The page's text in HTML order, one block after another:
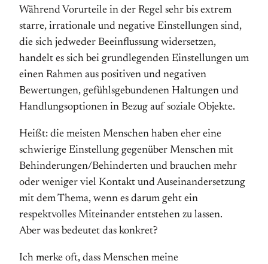
Während Vorurteile in der Regel sehr bis extrem
starre, irrationale und negative Einstellungen sind,
die sich jedweder Beeinflussung widersetzen,
handelt es sich bei grundlegenden Einstellungen um
einen Rahmen aus positiven und negativen
Bewertungen, gefühlsgebundenen Haltungen und
Handlungsoptionen in Bezug auf soziale Objekte.
Heißt: die meisten Menschen haben eher eine
schwierige Einstellung gegenüber Menschen mit
Behinderungen/Behinderten und brauchen mehr
oder weniger viel Kontakt und Auseinandersetzung
mit dem Thema, wenn es darum geht ein
respektvolles Miteinander entstehen zu lassen.
Aber was bedeutet das konkret?
Ich merke oft, dass Menschen meine